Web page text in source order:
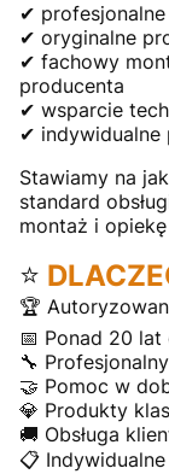
✔
✔ oryginalne
✔ fachowy
producenta
✔ wsparcie
✔ indywidualne
Stawiamy na
standard
montaż i
⭐
🏆
📅 Ponad 20
🔧
🤝 Pomoc w
💎 Produkty
🚚 Obsługa
📋